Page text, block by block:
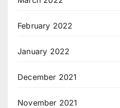
February 2022
January 2022
December 2021
November 2021